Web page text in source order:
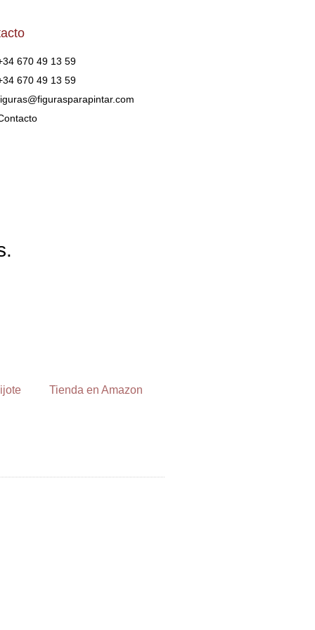
670 49 13 59
670 49 13 59
Tienda en Amazon